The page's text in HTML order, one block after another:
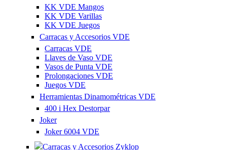
KK VDE Mangos
KK VDE Varillas
KK VDE Juegos
Carracas y Accesorios VDE
Carracas VDE
Llaves de Vaso VDE
Vasos de Punta VDE
Prolongaciones VDE
Juegos VDE
Herramientas Dinamométricas VDE
400 i Hex Destorpar
Joker
Joker 6004 VDE
Carracas y Accesorios Zyklop